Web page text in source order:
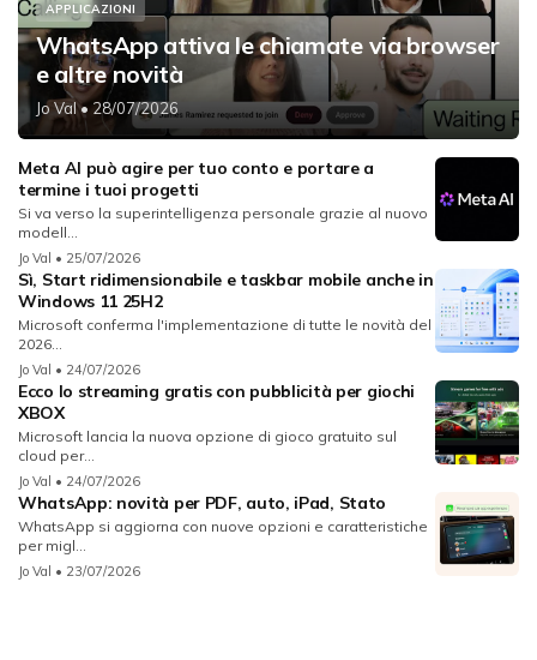
APPLICAZIONI
WhatsApp attiva le chiamate via browser
e altre novità
Jo Val• 28/07/2026
Meta AI può agire per tuo conto e portare a
termine i tuoi progetti
Si va verso la superintelligenza personale grazie al nuovo
modell...
Jo Val • 25/07/2026
Sì, Start ridimensionabile e taskbar mobile anche in
Windows 11 25H2
Microsoft conferma l'implementazione di tutte le novità del
2026...
Jo Val • 24/07/2026
Ecco lo streaming gratis con pubblicità per giochi
XBOX
Microsoft lancia la nuova opzione di gioco gratuito sul
cloud per...
Jo Val • 24/07/2026
WhatsApp: novità per PDF, auto, iPad, Stato
WhatsApp si aggiorna con nuove opzioni e caratteristiche
per migl...
Jo Val • 23/07/2026